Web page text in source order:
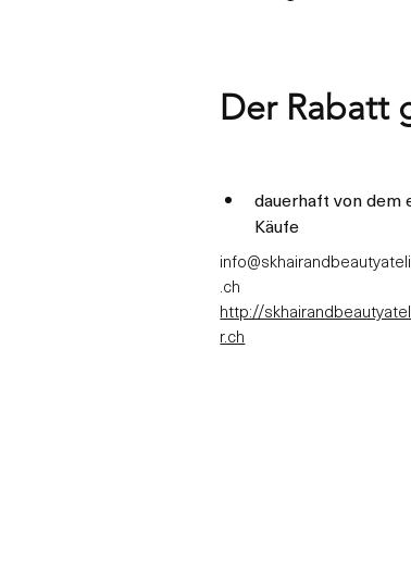
Der Rabatt
dauerhaft von dem
Käufe
.ch
http://
r.ch